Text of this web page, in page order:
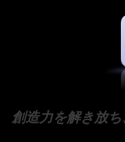
創造力を解き放ち